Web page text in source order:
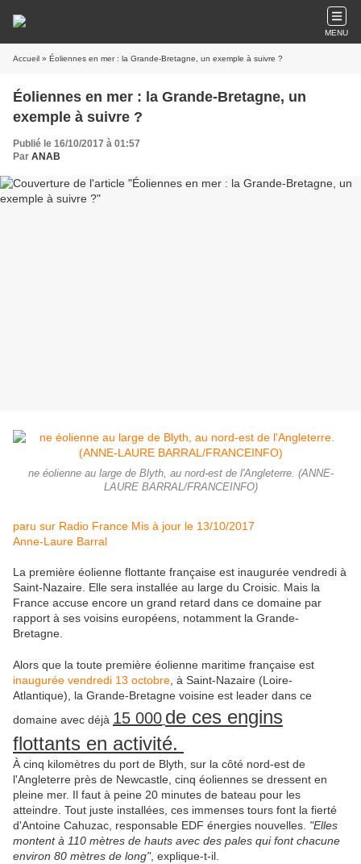
MENU
Accueil » Éoliennes en mer : la Grande-Bretagne, un exemple à suivre ?
Éoliennes en mer : la Grande-Bretagne, un
exemple à suivre ?
Publié le 16/10/2017 à 01:57
Par ANAB
ne éolienne au large de Blyth, au nord-est de l'Angleterre. (ANNE-
LAURE BARRAL/FRANCEINFO)
paru sur Radio France Mis à jour le 13/10/2017
Anne-Laure Barral
La première éolienne flottante française est inaugurée vendredi à
Saint-Nazaire. Elle sera installée au large du Croisic. Mais la
France accuse encore un grand retard dans ce domaine par
rapport à ses voisins européens, notamment la Grande-
Bretagne.
Alors que la toute première éolienne maritime française est
inaugurée vendredi 13 octobre , à Saint-Nazaire (Loire-
Atlantique), la Grande-Bretagne voisine est leader dans ce
domaine avec déjà 15 000 de ces engins
flottants en activité.
À cinq kilomètres du port de Blyth, sur la côté nord-est de
l'Angleterre près de Newcastle, cinq éoliennes se dressent en
pleine mer. Il faut à peine 20 minutes de bateau pour les
atteindre. Tout juste installées, ces immenses tours font la fierté
d'Antoine Cahuzac, responsable EDF énergies nouvelles. "Elles
montent à 110 mètres de hauts avec des pales qui font chacune
environ 80 mètres de long", explique-t-il.